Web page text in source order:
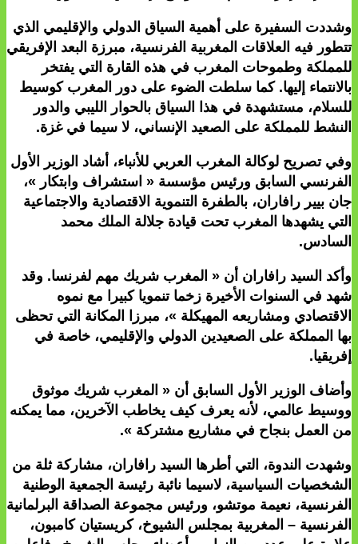
وشددت السفيرة على أهمية السياق الدولي والإقليمي الذي
تتطور فيه العلاقات المغربية الفرنسية، مبرزة البعد الإفريقي
للمملكة وطموحات المغرب في هذه القارة التي يفتخر
بالانتماء إليها. كما سلطت الضوء على دور المغرب كوسيط
للسلام، مستشهدة في هذا السياق بالحوار الليبي والدور
النشط للمملكة على الصعيد الإنساني، لا سيما في غزة.
وفي تصريح لوكالة المغرب العربي للأنباء، أشاد الوزير الأول
الفرنسي السابق ورئيس مؤسسة « استشراف وابتكار »،
جان بيير رافاران، بالطفرة التنموية الاقتصادية والاجتماعية
التي يشهدها المغرب تحت قيادة جلالة الملك محمد
السادس.
وأكد السيد رافاران أن « المغرب شريك مهم لفرنسا. وقد
شهد في السنوات الأخيرة زخما تنمويا كبيرا مع نموه
الاقتصادي ومشاريعه المهيكلة »، مبرزا المكانة التي تحظى
بها المملكة على الصعيدين الدولي والإقليمي، خاصة في
إفريقيا.
وأضاف الوزير الأول السابق أن « المغرب شريك موثوق
ووسيط عالمي، لأنه يعرف كيف يخاطب الآخرين، مما يمكنه
من العمل بنجاح في مشاريع مشتركة ».
وشهدت الندوة، التي أطرها السيد رافاران، مشاركة ثلة من
الشخصيات السياسية، لاسيما نائبة رئيسة الجمعية الوطنية
الفرنسية، نعيمة موتشو، ورئيس مجموعة الصداقة البرلمانية
الفرنسية – المغربية بمجلس الشيوخ، كريستيان كامبون،